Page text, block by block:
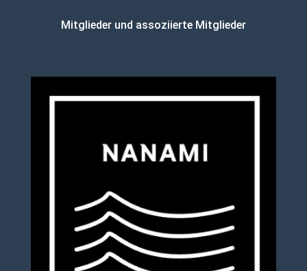
Mitglieder und assoziierte Mitglieder